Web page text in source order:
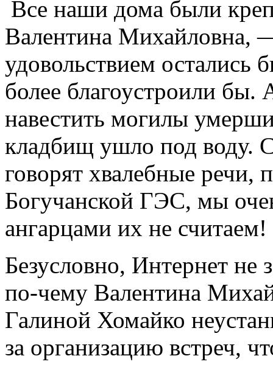
Все наши дома были
Валентина Михайловна,
удовольствием
более благоустроили
навестить могилы
кладбищ ушло под воду.
говорят хвалебные
Богучанской ГЭС, мы
ангарцами их не считаем!
Безусловно, Интернет
по-чему Валентина
Галиной Хомайко
за организацию встреч,